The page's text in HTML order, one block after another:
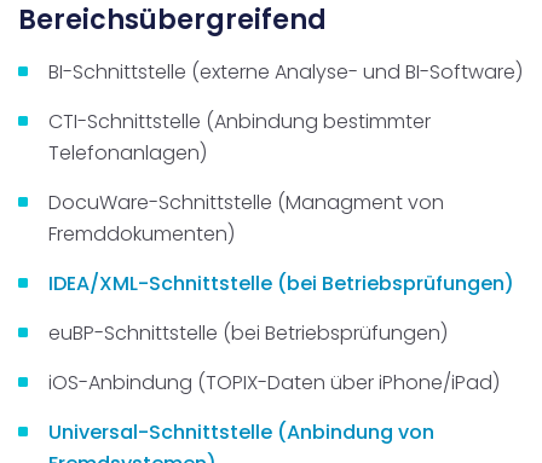
Bereichsübergreifend
BI-Schnittstelle (externe Analyse- und BI-Software)
CTI-Schnittstelle (Anbindung bestimmter
Telefonanlagen)
DocuWare-Schnittstelle (Managment von
Fremddokumenten)
IDEA/XML-Schnittstelle (bei Betriebsprüfungen)
euBP-Schnittstelle (bei Betriebsprüfungen)
iOS-Anbindung (TOPIX-Daten über iPhone/iPad)
Universal-Schnittstelle (Anbindung von